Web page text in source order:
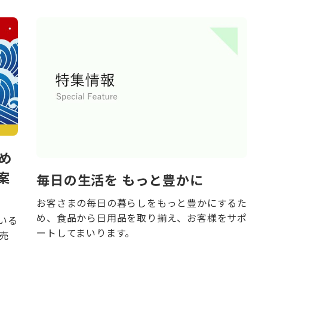
る
毎日の生活を もっと豊かに
お客さまの毎日の暮らしをもっと豊かにするた
め、食品から日用品を取り揃え、お客様をサポ
ートしてまいります。